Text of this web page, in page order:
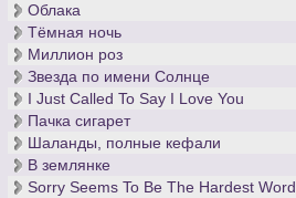
Облака
Тёмная ночь
Миллион роз
Звезда по имени Солнце
I Just Called To Say I Love You
Пачка сигарет
Шаланды, полные кефали
В землянке
Sorry Seems To Be The Hardest Word